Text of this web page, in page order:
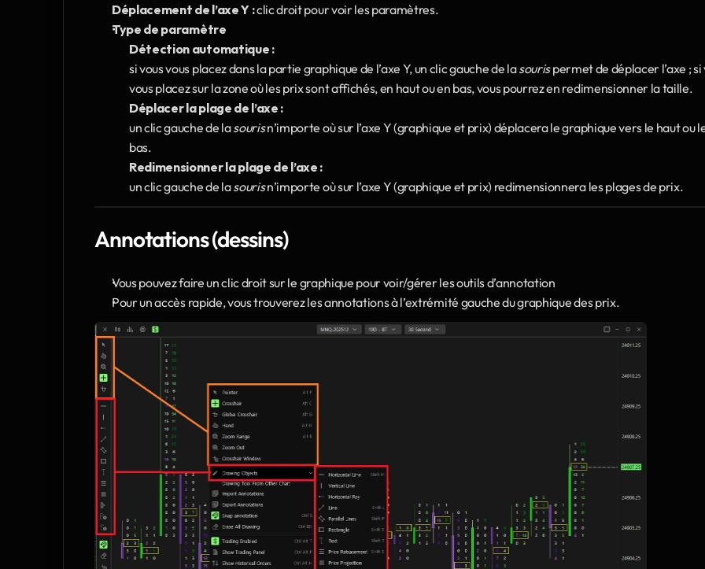
Déplacement de l’axe Y : clic droit pour voir les paramètres.
Type de paramètre
Détection automatique :
si vous vous placez dans la partie graphique de l’axe Y, un clic gauche de la souris permet de déplacer l’axe ; si
vous placez sur la zone où les prix sont affichés, en haut ou en bas, vous pourrez en redimensionner la taille.
Déplacer la plage de l’axe :
un clic gauche de la souris n’importe où sur l’axe Y (graphique et prix) déplacera le graphique vers le haut ou
bas.
Redimensionner la plage de l’axe :
un clic gauche de la souris n’importe où sur l’axe Y (graphique et prix) redimensionnera les plages de prix.
Annotations (dessins)
Vous pouvez faire un clic droit sur le graphique pour voir/gérer les outils d’annotation
Pour un accès rapide, vous trouverez les annotations à l’extrémité gauche du graphique des prix.